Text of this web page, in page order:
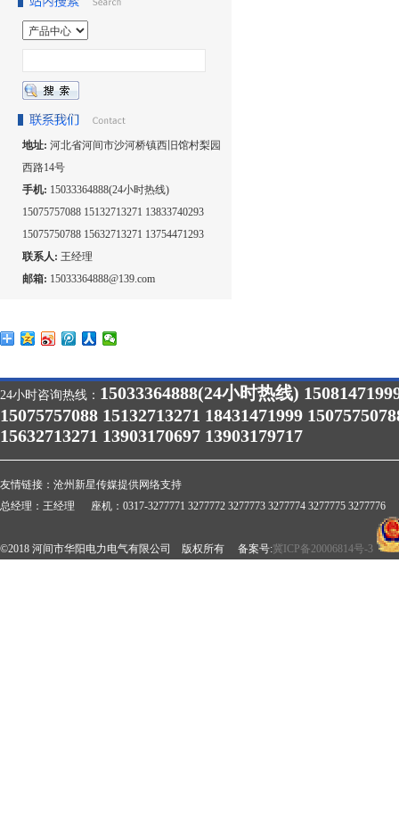
地址: 河北省河间市沙河桥镇西旧馆村梨园
西路14号
手机: 15033364888(24小时热线)
15075757088 15132713271 13833740293
15075750788 15632713271 13754471293
联系人: 王经理
邮箱: 15033364888@139.com
24小时咨询热线： 15033364888(24小时热线)
15075757088 15132713271 18431471999
15632713271 13903170697 13903179717
友情链接： 沧州新星传媒提供网络支持
总经理：王经理 座机：0317-3277771 3277772 3277773 3277774 3277775
©2018 河间市华阳电力电气有限公司 版权所有 备案号:冀ICP备20006814号-3